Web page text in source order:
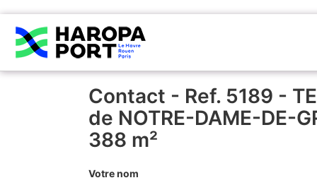
Contact - Ref. 5189 -
de NOTRE-DAME-DE-
388 m²
Votre nom